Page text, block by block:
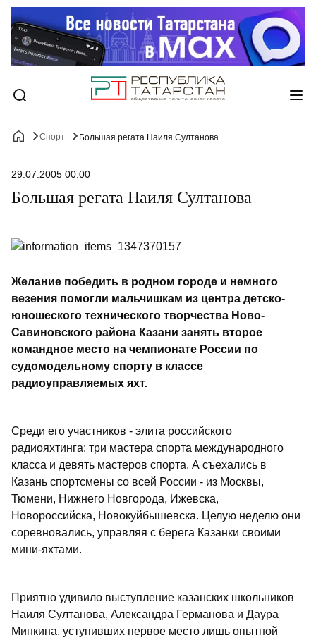
Спорт Большая регата Наиля Султанова
29.07.2005 00:00
Большая регата Наиля Султанова
Желание победить в родном городе и немного
везения помогли мальчишкам из центра детско-
юношеского технического творчества Ново-
Савиновского района Казани занять второе
командное место на чемпионате России по
судомодельному спорту в классе
радиоуправляемых яхт.
Среди его участников - элита российского
радиояхтинга: три мастера спорта международного
класса и девять мастеров спорта. А съехались в
Казань спортсмены со всей России - из Москвы,
Тюмени, Нижнего Новгорода, Ижевска,
Новороссийска, Новокуйбышевска. Целую неделю они
соревновались, управляя с берега Казанки своими
мини-яхтами.
Приятно удивило выступление казанских школьников
Наиля Султанова, Александра Германова и Даура
Минкина, уступивших первое место лишь опытной